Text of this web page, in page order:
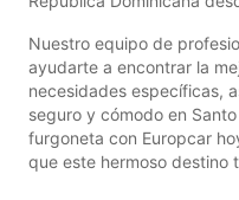
Nuestro equipo de
ayudarte a encontrar la
necesidades específicas,
seguro y cómodo en
furgoneta con Europcar
que este hermoso destino